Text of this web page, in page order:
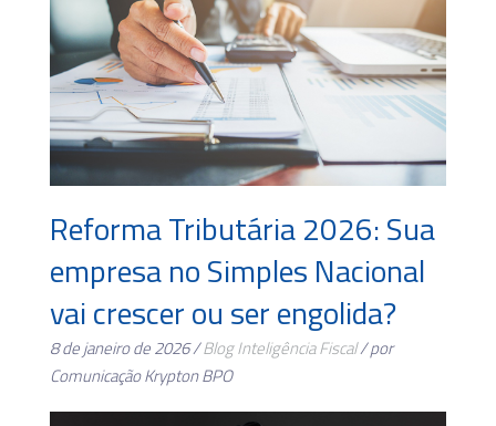
Reforma Tributária 2026: Sua
empresa no Simples Nacional
vai crescer ou ser engolida?
8 de janeiro de 2026 /BlogInteligência Fiscal/ por
Comunicação Krypton BPO